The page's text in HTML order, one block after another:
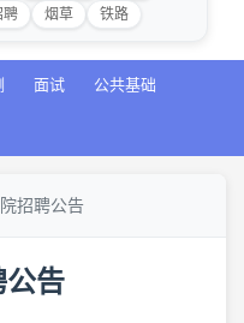
聘 烟草 铁路
面试 公共基础
招聘公告
公告